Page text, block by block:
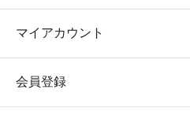
マイアカウント
会員登録